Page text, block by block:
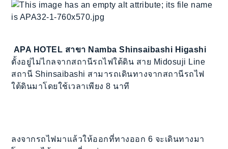
APA HOTEL สาขา Namba Shinsaibashi Higashi
ตั้งอยู่ไม่ไกลจากสถานีรถไฟใต้ดิน สาย Midosuji Line
สถานี Shinsaibashi สามารถเดินทางจากสถานีรถไฟ
ใต้ดินมาโดยใช้เวลาเพียง 8 นาที
ลงจากรถไฟมาแล้วให้ออกที่ทางออก 6 จะเดินทางมา